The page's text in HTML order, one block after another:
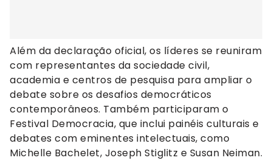
Além da declaração oficial, os líderes se reuniram
com representantes da sociedade civil,
academia e centros de pesquisa para ampliar o
debate sobre os desafios democráticos
contemporâneos. Também participaram o
Festival Democracia, que inclui painéis culturais e
debates com eminentes intelectuais, como
Michelle Bachelet, Joseph Stiglitz e Susan Neiman.